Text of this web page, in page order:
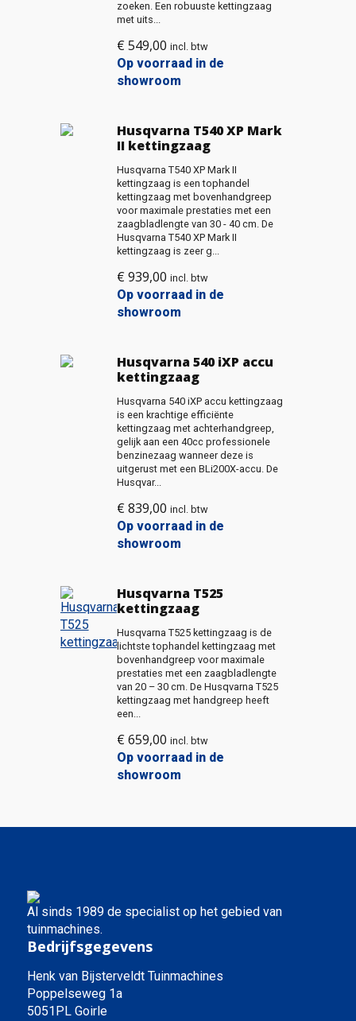
zoeken. Een robuuste kettingzaag
met uits...
€ 549,00 incl. btw
Op voorraad in de
showroom
Husqvarna T540 XP Mark
II kettingzaag
Husqvarna T540 XP Mark II
kettingzaag is een tophandel
kettingzaag met bovenhandgreep
voor maximale prestaties met een
zaagbladlengte van 30 - 40 cm. De
Husqvarna T540 XP Mark II
kettingzaag is zeer g...
€ 939,00 incl. btw
Op voorraad in de
showroom
Husqvarna 540 iXP accu
kettingzaag
Husqvarna 540 iXP accu kettingzaag
is een krachtige efficiënte
kettingzaag met achterhandgreep,
gelijk aan een 40cc professionele
benzinezaag wanneer deze is
uitgerust met een BLi200X-accu. De
Husqvar...
€ 839,00 incl. btw
Op voorraad in de
showroom
Husqvarna T525
kettingzaag
Husqvarna T525 kettingzaag is de
lichtste tophandel kettingzaag met
bovenhandgreep voor maximale
prestaties met een zaagbladlengte
van 20 – 30 cm. De Husqvarna T525
kettingzaag met handgreep heeft
een...
€ 659,00 incl. btw
Op voorraad in de
showroom
Al sinds 1989 de specialist op het gebied van
tuinmachines.
Bedrijfsgegevens
Henk van Bijsterveldt Tuinmachines
Poppelseweg 1a
5051PL Goirle